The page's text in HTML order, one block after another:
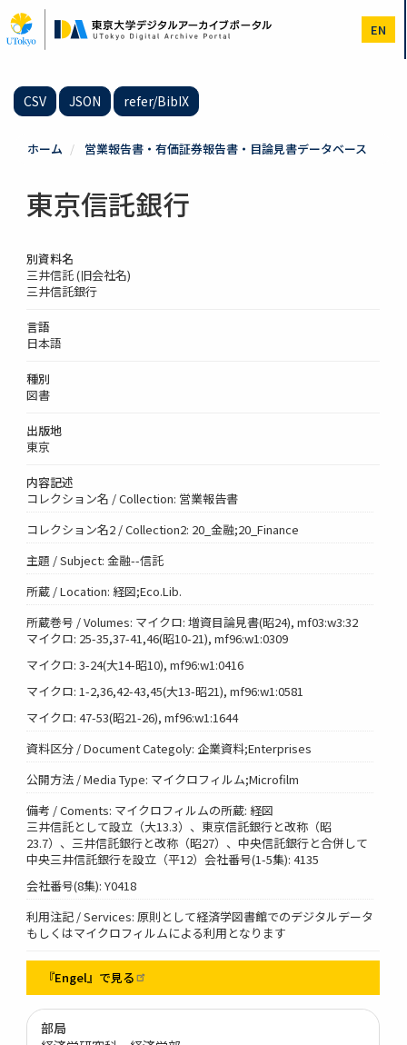
イ
ン
EN
CSV JSON refer/BibIX
ホーム 営業報告書・有価証券報告書・目論見書データベース
東京信託銀行
別資料名
三井信託 (旧会社名)
三井信託銀行
言語
日本語
種別
図書
出版地
東京
内容記述
コレクション名 / Collection: 営業報告書
コレクション名2 / Collection2: 20_金融;20_Finance
主題 / Subject: 金融--信託
所蔵 / Location: 経図;Eco.Lib.
所蔵巻号 / Volumes: マイクロ: 増資目論見書(昭24), mf03:w3:32
マイクロ: 25-35,37-41,46(昭10-21), mf96:w1:0309
マイクロ: 3-24(大14-昭10), mf96:w1:0416
マイクロ: 1-2,36,42-43,45(大13-昭21), mf96:w1:0581
マイクロ: 47-53(昭21-26), mf96:w1:1644
資料区分 / Document Categoly: 企業資料;Enterprises
公開方法 / Media Type: マイクロフィルム;Microfilm
備考 / Coments: マイクロフィルムの所蔵: 経図
三井信託として設立（大13.3）、東京信託銀行と改称（昭
23.7）、三井信託銀行と改称（昭27）、中央信託銀行と合併して
中央三井信託銀行を設立（平12）会社番号(1-5集): 4135
会社番号(8集): Y0418
利用注記 / Services: 原則として経済学図書館でのデジタルデータ
もしくはマイクロフィルムによる利用となります
『Engel』で見る
部局